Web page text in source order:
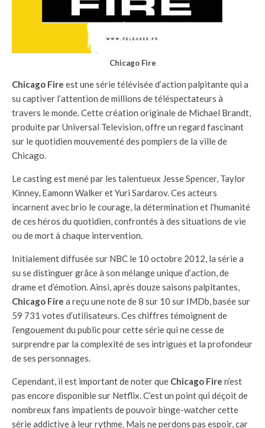
Chicago Fire
Chicago Fire est une série télévisée d’action palpitante qui a
su captiver l’attention de millions de téléspectateurs à
travers le monde. Cette création originale de Michael Brandt,
produite par Universal Television, offre un regard fascinant
sur le quotidien mouvementé des pompiers de la ville de
Chicago.
Le casting est mené par les talentueux Jesse Spencer, Taylor
Kinney, Eamonn Walker et Yuri Sardarov. Ces acteurs
incarnent avec brio le courage, la détermination et l’humanité
de ces héros du quotidien, confrontés à des situations de vie
ou de mort à chaque intervention.
Initialement diffusée sur NBC le 10 octobre 2012, la série a
su se distinguer grâce à son mélange unique d’action, de
drame et d’émotion. Ainsi, après douze saisons palpitantes,
Chicago Fire a reçu une note de 8 sur 10 sur IMDb, basée sur
59 731 votes d’utilisateurs. Ces chiffres témoignent de
l’engouement du public pour cette série qui ne cesse de
surprendre par la complexité de ses intrigues et la profondeur
de ses personnages.
Cependant, il est important de noter que Chicago Fire n’est
pas encore disponible sur Netflix. C’est un point qui déçoit de
nombreux fans impatients de pouvoir binge-watcher cette
série addictive à leur rythme. Mais ne perdons pas espoir, car